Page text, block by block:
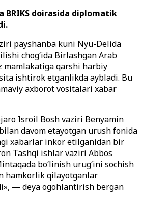
BRIKS doirasida diplomatik
payshanba kuni Nyu-Delida
chog‘ida Birlashgan Arab
mamlakatiga qarshi harbiy
ishtirok etganlikda aybladi. Bu
axborot vositalari xabar
Isroil Bosh vaziri Benyamin
davom etayotgan urush fonida
xabarlar inkor etilganidan bir
Tashqi ishlar vaziri Abbos
bo‘linish urug‘ini sochish
hamkorlik qilayotganlar
— deya ogohlantirish bergan